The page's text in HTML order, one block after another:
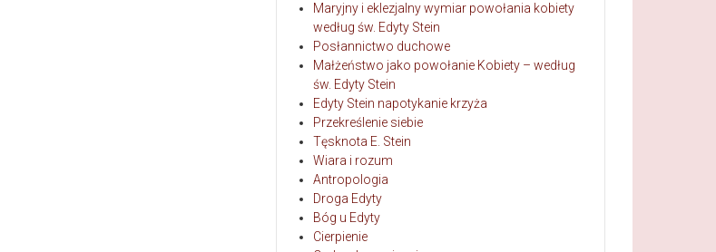
Maryjny i eklezjalny wymiar powołania kobiety
według św. Edyty Stein
Posłannictwo duchowe
Małżeństwo jako powołanie Kobiety – według
św. Edyty Stein
Edyty Stein napotykanie krzyża
Przekreślenie siebie
Tęsknota E. Stein
Wiara i rozum
Antropologia
Droga Edyty
Bóg u Edyty
Cierpienie